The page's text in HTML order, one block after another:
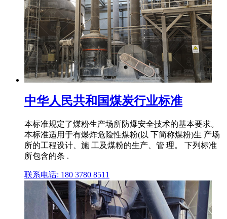
中华人民共和国煤炭行业标准
本标准规定了煤粉生产场所防爆安全技术的基本要求。
本标准适用于有爆炸危险性煤粉(以 下简称煤粉)生 产场
所的工程设计、施 工及煤粉的生产、管 理。 下列标准
所包含的条 .
联系电话: 180 3780 8511